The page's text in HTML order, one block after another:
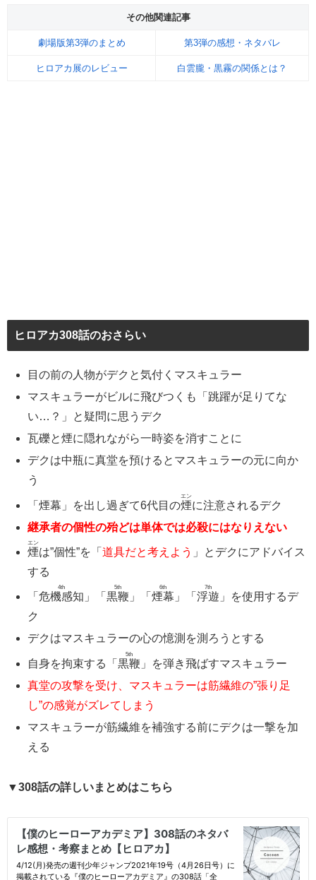
その他関連記事
劇場版第3弾のまとめ 第3弾の感想・ネタバレ
ヒロアカ展のレビュー 白雲朧・黒霧の関係とは？
ヒロアカ308話のおさらい
目の前の人物がデクと気付くマスキュラー
マスキュラーがビルに飛びつくも「跳躍が足りてな
い…？」と疑問に思うデク
瓦礫と煙に隠れながら一時姿を消すことに
デクは中瓶に真堂を預けるとマスキュラーの元に向か
う
「煙幕」を出し過ぎて6代目の煙
エン
に注意されるデク
継承者の個性の殆どは単体では必殺にはなりえない
煙
エン
は”個性”を「道具だと考えよう 」とデクにアドバイス
する
「危機感知
4th
」「黒鞭
5th
」「煙幕
6th
」「浮遊
7th
」を使用するデ
ク
デクはマスキュラーの心の憶測を測ろうとする
自身を拘束する「黒鞭
5th
」を弾き飛ばすマスキュラー
真堂の攻撃を受け、マスキュラーは筋繊維の”張り足
し”の感覚がズレてしまう
マスキュラーが筋繊維を補強する前にデクは一撃を加
える
▼308話の詳しいまとめはこちら